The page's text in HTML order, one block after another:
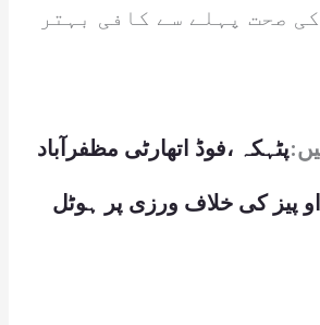
صحت پہلے سے کافی بہتر
پٹہکہ ،فوڈ اتھارٹی مظفرآباد
پیز کی خلاف ورزی پر ہوٹل